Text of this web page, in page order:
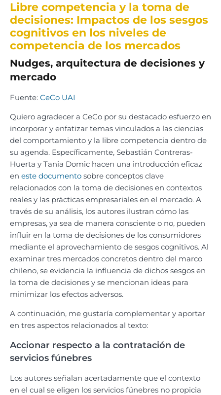
Libre competencia y la toma de
decisiones: Impactos de los sesgos
cognitivos en los niveles de
competencia de los mercados
Nudges, arquitectura de decisiones y
mercado
Fuente: CeCo UAI
Quiero agradecer a CeCo por su destacado esfuerzo en
incorporar y enfatizar temas vinculados a las ciencias
del comportamiento y la libre competencia dentro de
su agenda. Específicamente, Sebastián Contreras-
Huerta y Tania Domic hacen una introducción eficaz
en este documento sobre conceptos clave
relacionados con la toma de decisiones en contextos
reales y las prácticas empresariales en el mercado. A
través de su análisis, los autores ilustran cómo las
empresas, ya sea de manera consciente o no, pueden
influir en la toma de decisiones de los consumidores
mediante el aprovechamiento de sesgos cognitivos. Al
examinar tres mercados concretos dentro del marco
chileno, se evidencia la influencia de dichos sesgos en
la toma de decisiones y se mencionan ideas para
minimizar los efectos adversos.
A continuación, me gustaría complementar y aportar
en tres aspectos relacionados al texto:
Accionar respecto a la contratación de
servicios fúnebres
Los autores señalan acertadamente que el contexto
en el cual se eligen los servicios fúnebres no propicia